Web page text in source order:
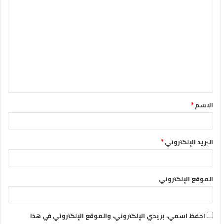
ق
*الاسم*
البريد الإلكتروني*
الموقع الإلكتروني
احفظ اسمي، بريدي الإلكتروني، والموقع الإلكتروني في هذا